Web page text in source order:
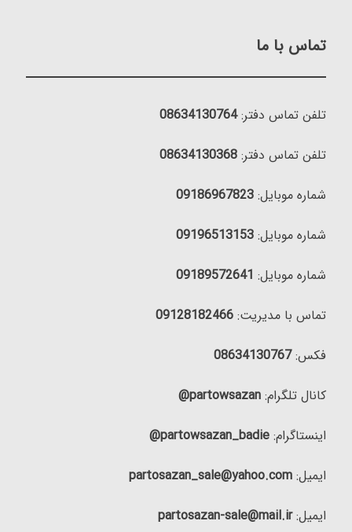
تماس با ما
تلفن تماس دفتر:08634130764
تلفن تماس دفتر:08634130368
شماره موبایل:09186967823
شماره موبایل:09196513153
شماره موبایل: 09189572641
تماس با مدیریت:09128182466
فکس:08634130767
کانال تلگرام:partowsazan@
اینستاگرام:partowsazan_badie@
ایمیل:partosazan_sale@yahoo.com
ایمیل:partosazan-sale@mail.ir